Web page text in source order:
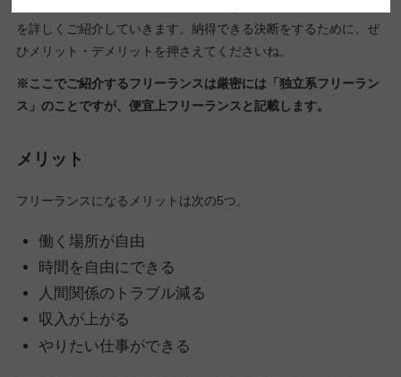
を詳しくご紹介していきます。納得できる決断をするために、ぜ
ひメリット・デメリットを押さえてくださいね。
※ここでご紹介するフリーランスは厳密には「独立系フリーラン
ス」のことですが、便宜上フリーランスと記載します。
メリット
フリーランスになるメリットは次の5つ。
働く場所が自由
時間を自由にできる
人間関係のトラブル減る
収入が上がる
やりたい仕事ができる